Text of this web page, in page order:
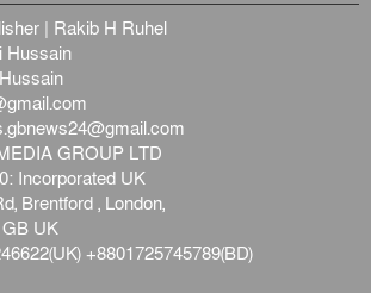
| Rakib H Ruhel
Hussain
GROUP LTD
Incorporated UK
Brentford , London,
UK
+8801725745789(BD)